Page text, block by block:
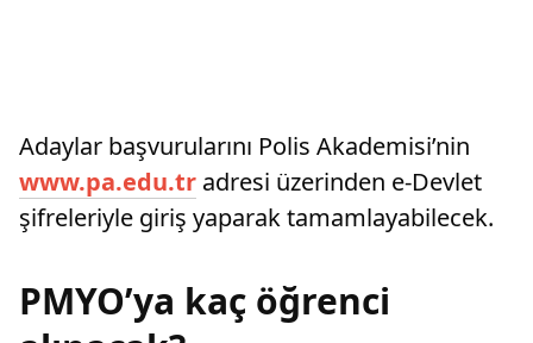
Adaylar başvurularını Polis Akademisi’nin
www.pa.edu.tr adresi üzerinden e-Devlet
şifreleriyle giriş yaparak tamamlayabilecek.
PMYO’ya kaç öğrenci